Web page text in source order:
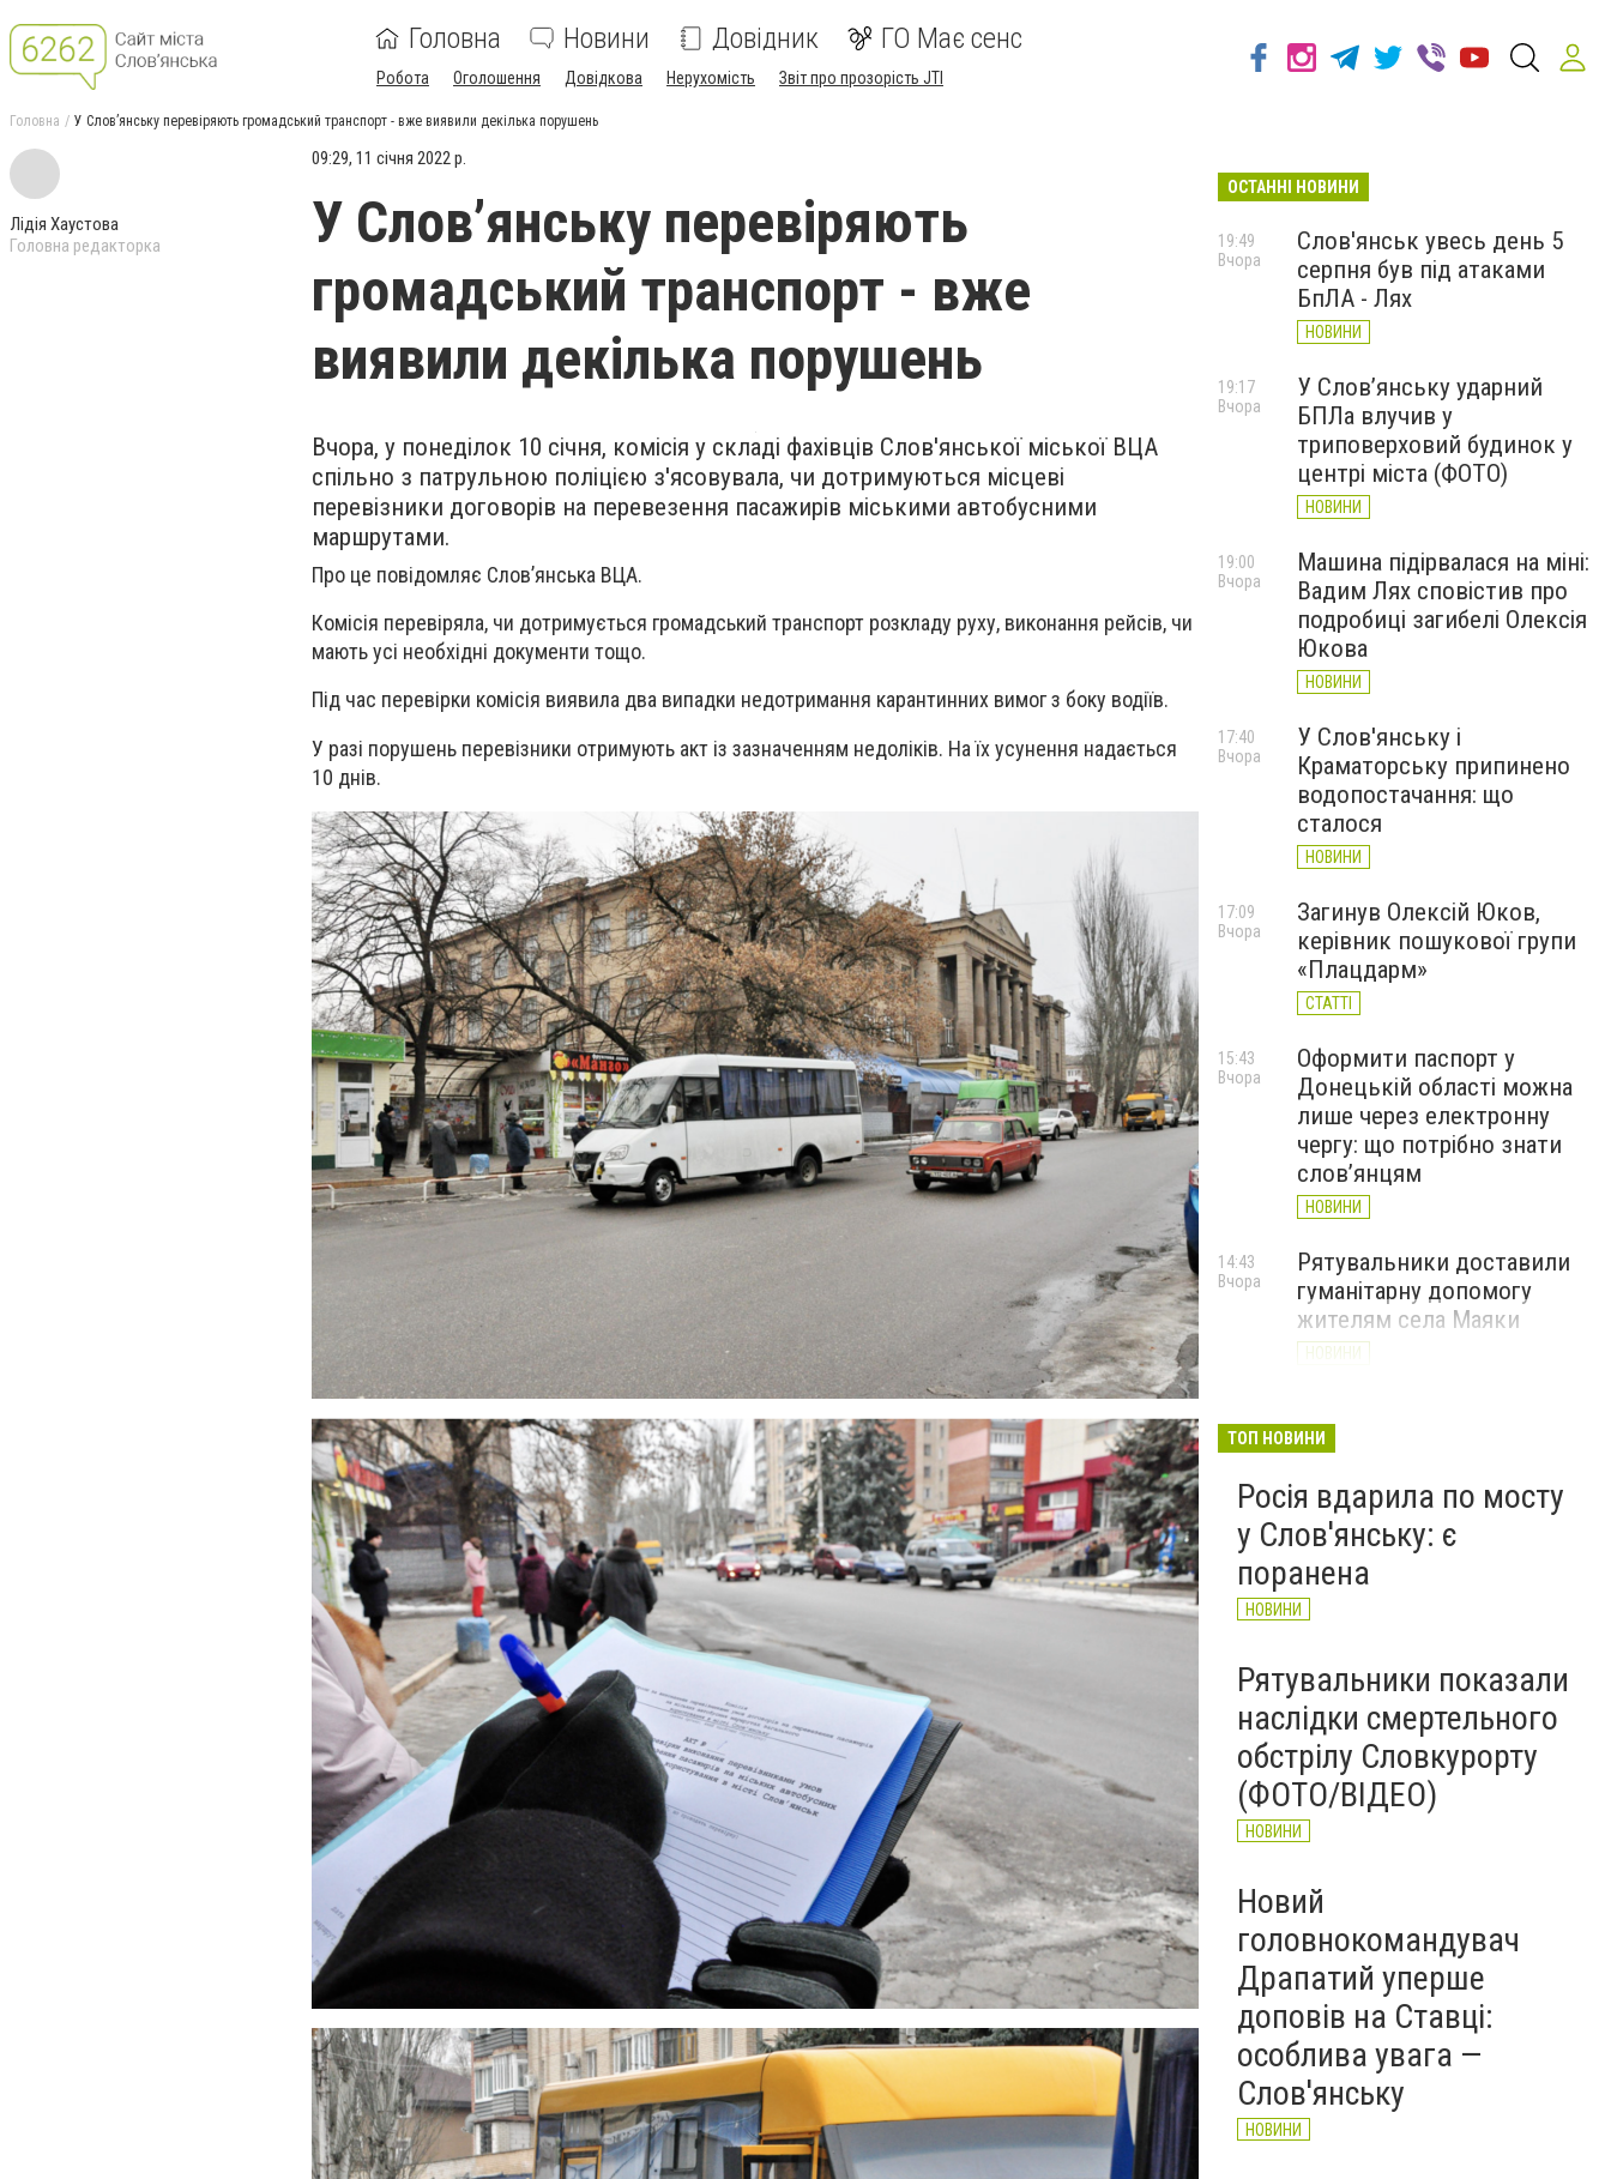
Головна Новини Довідник ГО Має сенс
Робота Оголошення Довідкова Нерухомість Звіт про прозорість JTI
Головна У Слов’янську перевіряють громадський транспорт - вже виявили декілька порушень
Лідія Хаустова
Головна редакторка
09:29, 11 січня 2022 р.
У Слов’янську перевіряють
громадський транспорт - вже
виявили декілька порушень
Вчора, у понеділок 10 січня, комісія у складі фахівців Слов'янської міської ВЦА
спільно з патрульною поліцією з'ясовувала, чи дотримуються місцеві
перевізники договорів на перевезення пасажирів міськими автобусними
маршрутами.
Про це повідомляє Слов’янська ВЦА.
Комісія перевіряла, чи дотримується громадський транспорт розкладу руху, виконання рейсів, чи
мають усі необхідні документи тощо.
Під час перевірки комісія виявила два випадки недотримання карантинних вимог з боку водіїв.
У разі порушень перевізники отримують акт із зазначенням недоліків. На їх усунення надається
10 днів.
ОСТАННІ НОВИНИ
Слов'янськ увесь день 5
серпня був під атаками
БпЛА - Лях
НОВИНИ
19:49
Вчора
У Слов’янську ударний
БПЛа влучив у
триповерховий будинок у
центрі міста (ФОТО)
НОВИНИ
19:17
Вчора
Машина підірвалася на міні:
Вадим Лях сповістив про
подробиці загибелі Олексія
Юкова
НОВИНИ
19:00
Вчора
У Слов'янську і
Краматорську припинено
водопостачання: що
сталося
НОВИНИ
17:40
Вчора
Загинув Олексій Юков,
керівник пошукової групи
«Плацдарм»
СТАТТІ
17:09
Вчора
Оформити паспорт у
Донецькій області можна
лише через електронну
чергу: що потрібно знати
слов’янцям
НОВИНИ
15:43
Вчора
Рятувальники доставили
гуманітарну допомогу
жителям села Маяки
НОВИНИ
14:43
Вчора
онлайн-акція до Дня молоді
Вчора
ТОП НОВИНИ
Росія вдарила по мосту
у Слов'янську: є
поранена
НОВИНИ
Рятувальники показали
наслідки смертельного
обстрілу Словкурорту
(ФОТО/ВІДЕО)
НОВИНИ
Новий
головнокомандувач
Драпатий уперше
доповів на Ставці:
особлива увага —
Слов'янську
НОВИНИ